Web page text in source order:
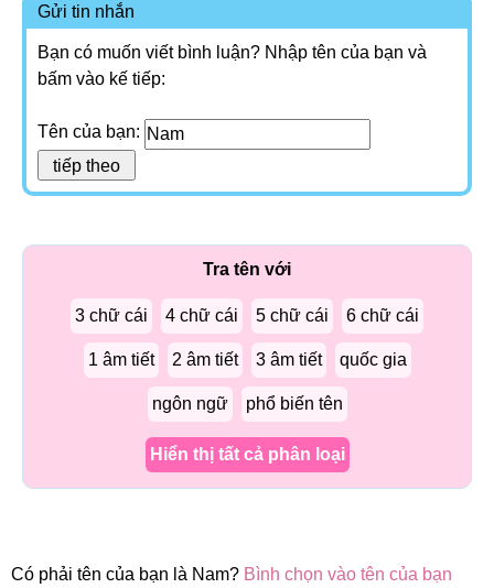
Gửi tin nhắn
Bạn có muốn viết bình luận? Nhập tên của bạn và
bấm vào kế tiếp:
Tên của bạn:
Tra tên với
3 chữ cái 4 chữ cái 5 chữ cái 6 chữ cái
1 âm tiết 2 âm tiết 3 âm tiết quốc gia
ngôn ngữ phổ biến tên
Hiển thị tất cả phân loại
Có phải tên của bạn là Nam? Bình chọn vào tên của bạn